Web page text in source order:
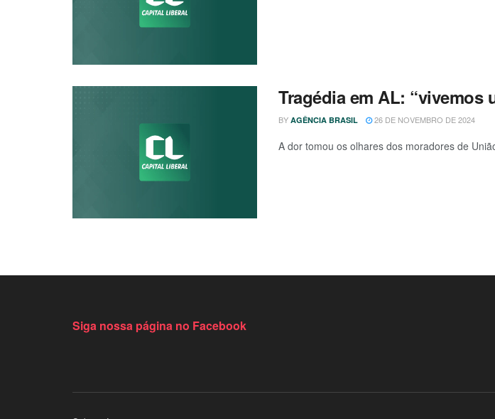
Tragédia em AL:
BY AGÊNCIA BRASIL 26 DE NOVEMBRO DE 2024
A dor tomou os olhares dos moradores de
Siga nossa página no Facebook